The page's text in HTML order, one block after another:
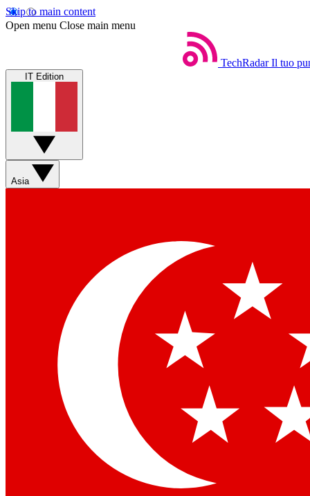
Skip to main content
Open menu Close main menu
TechRadar Il tuo
IT Edition
Asia